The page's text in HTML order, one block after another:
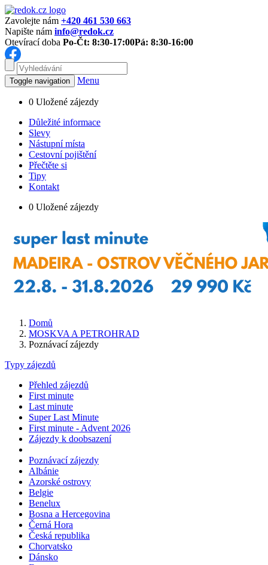
Zavolejte nám +420 461 530 663
Napište nám info@redok.cz
Otevírací doba Po-Čt: 8:30-17:00Pá: 8:30-16:00
Toggle navigation Menu
0 Uložené zájezdy
Důležité informace
Slevy
Nástupní místa
Cestovní pojištění
Přečtěte si
Tipy
Kontakt
0 Uložené zájezdy
Domů
MOSKVA A PETROHRAD
Poznávací zájezdy
Typy zájezdů
Přehled zájezdů
First minute
Last minute
Super Last Minute
First minute - Advent 2026
Zájezdy k doobsazení
Poznávací zájezdy
Albánie
Azorské ostrovy
Belgie
Benelux
Bosna a Hercegovina
Černá Hora
Česká republika
Chorvatsko
Dánsko